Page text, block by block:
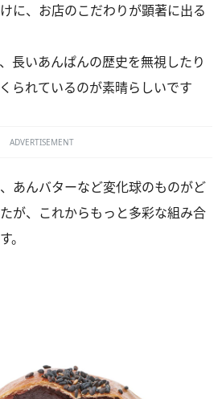
に、お店のこだわりが顕著に出る
長いあんぱんの歴史を無視したり
られているのが素晴らしいです
ADVERTISEMENT
あんバターなど変化球のものがど
が、これからもっと多彩な組み合
。